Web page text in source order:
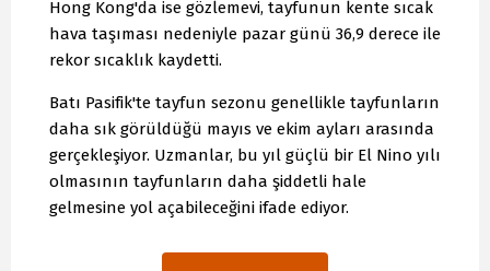
Hong Kong'da ise gözlemevi, tayfunun kente sıcak
hava taşıması nedeniyle pazar günü 36,9 derece ile
rekor sıcaklık kaydetti.
Batı Pasifik'te tayfun sezonu genellikle tayfunların
daha sık görüldüğü mayıs ve ekim ayları arasında
gerçekleşiyor. Uzmanlar, bu yıl güçlü bir El Nino yılı
olmasının tayfunların daha şiddetli hale
gelmesine yol açabileceğini ifade ediyor.